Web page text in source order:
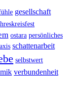
gesellschaft
ostara persönliches
schattenarbeit
selbstwert
verbundenheit